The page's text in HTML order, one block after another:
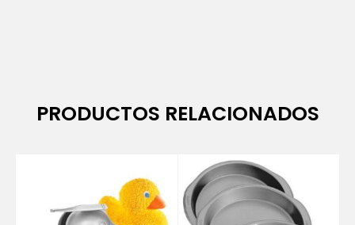
PRODUCTOS RELACIONADOS